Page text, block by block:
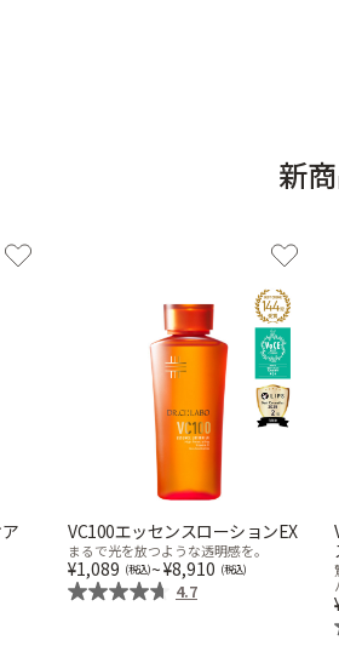
新
VC100エッセンスローションEX
まるで光を放つような透明感を。
1,089 ~ 8,910
4.7